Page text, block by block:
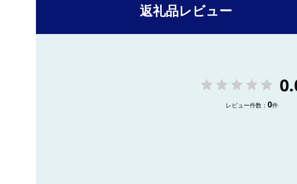
返礼品レビュー
レビュー件数： 0件